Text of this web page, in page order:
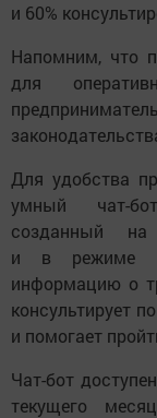
и 60%
Напомним, что
для
Для удобства
умный чат-
созданный на
и в режиме
информацию о
консультирует
и помогает
Чат-бот
текущего